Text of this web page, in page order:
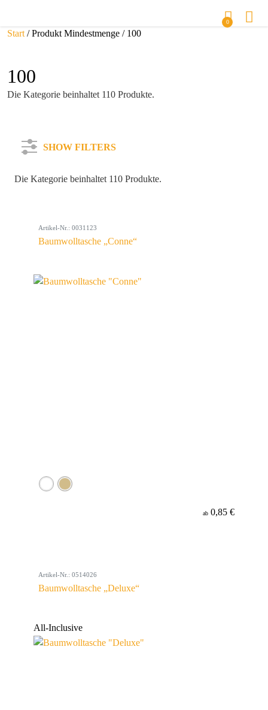
0
Start / Produkt Mindestmenge / 100
100
Die Kategorie beinhaltet 110 Produkte.
SHOW FILTERS
Farbe
Die Kategorie beinhaltet 110 Produkte.
Artikel-Nr.: 0031123
Baumwolltasche „Conne“
ab 0,85 €
Artikel-Nr.: 0514026
Baumwolltasche „Deluxe“
All-Inclusive